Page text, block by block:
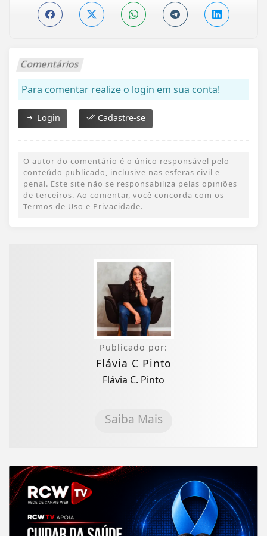
Comentários
Para comentar realize o login em sua conta!
Login Cadastre-se
O autor do comentário é o único responsável pelo
conteúdo publicado, inclusive nas esferas civil e
penal. Este site não se responsabiliza pelas opiniões
de terceiros. Ao comentar, você concorda com os
Termos de Uso e Privacidade.
Publicado por:
Flávia C Pinto
Flávia C. Pinto
Saiba Mais